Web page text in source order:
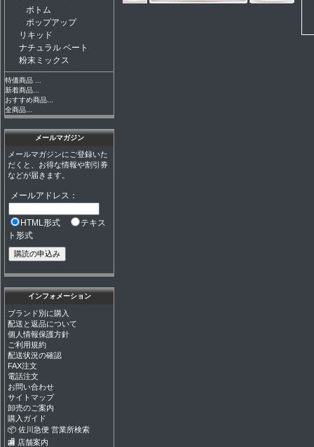
ボトム
ポップアップ
リキッド
ナチュラル ベート
粉末ミックス
特価商品 ...
新着商品...
おすすめ商品...
全商品...
メールマガジン
メールマガジンにご登録いた
だくと、お得な情報や割引券
などが届きます。
メールアドレス：
HTML形式
テキス
ト形式
インフォメーション
ブランド別に購入
配送と返品について
個人情報保護方針
ご利用規約
配送状況の確認
FAX注文
電話注文
お問い合わせ
サイトマップ
卸売のご案内
購入ガイド
📦 佐川急便 営業所検索
🏬 店舗案内